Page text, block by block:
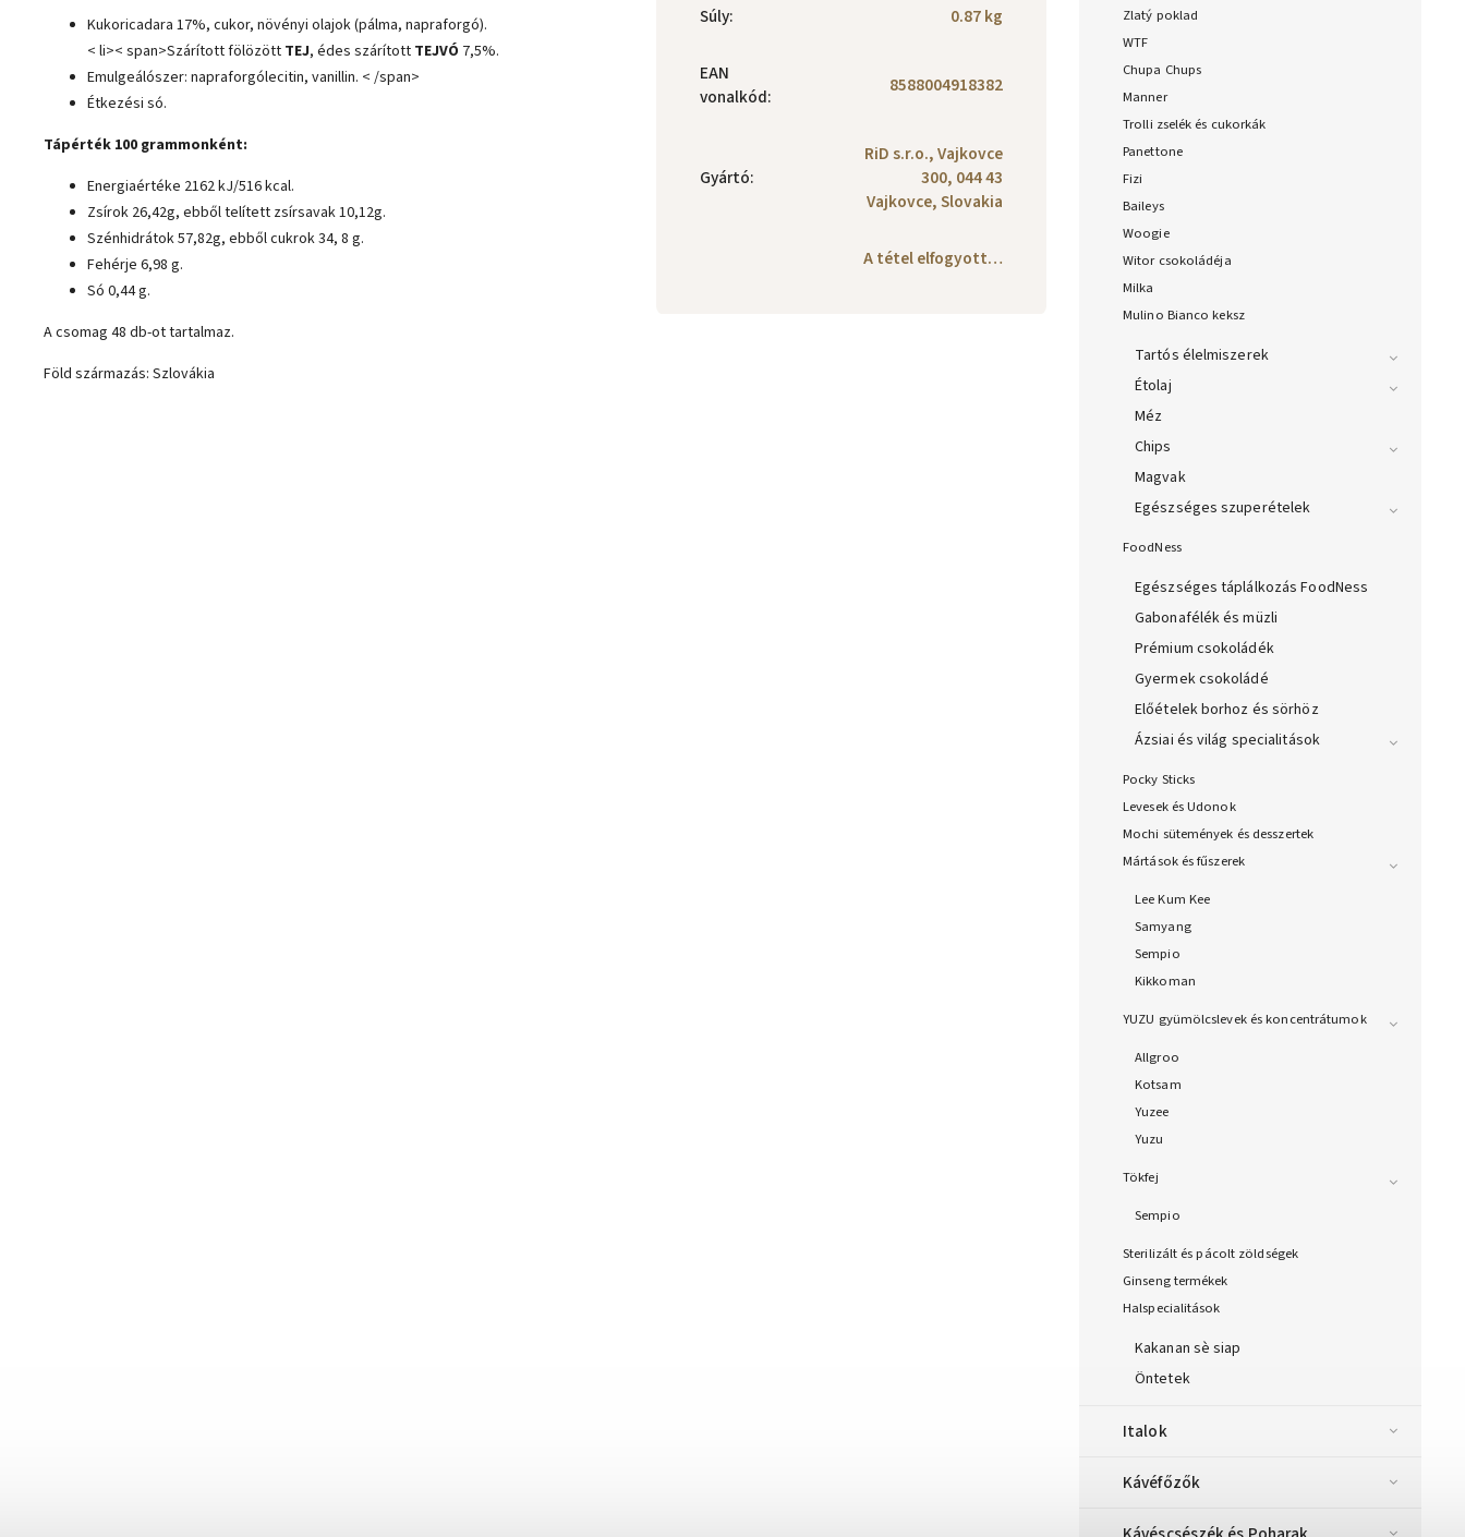
Zlatý poklad
WTF
Chupa Chups
Manner
Trolli zselék és cukorkák
Panettone
Fizi
Baileys
Woogie
Witor csokoládéja
Milka
Mulino Bianco keksz
Tartós élelmiszerek
Étolaj
Méz
Chips
Magvak
Egészséges szuperételek
FoodNess
Egészséges táplálkozás FoodNess
Gabonafélék és müzli
Prémium csokoládék
Gyermek csokoládé
Előételek borhoz és sörhöz
Ázsiai és világ specialitások
Pocky Sticks
Levesek és Udonok
Mochi sütemények és desszertek
Mártások és fűszerek
Lee Kum Kee
Samyang
Sempio
Kikkoman
YUZU gyümölcslevek és koncentrátumok
Allgroo
Kotsam
Yuzee
Yuzu
Tökfej
Sempio
Sterilizált és pácolt zöldségek
Ginseng termékek
Halspecialitások
Kakanan sè siap
Öntetek
Italok
Kávéfőzők
Kukoricadara 17%, cukor, növényi olajok (pálma, napraforgó).
< li>< span>Szárított fölözött TEJ, édes szárított TEJVÓ 7,5%.
Emulgeálószer: napraforgólecitin, vanillin. < /span>
Étkezési só.
Tápérték 100 grammonként:
Energiaértéke 2162 kJ/516 kcal.
Zsírok 26,42g, ebből telített zsírsavak 10,12g.
Szénhidrátok 57,82g, ebből cukrok 34, 8 g.
Fehérje 6,98 g.
Só 0,44 g.
A csomag 48 db-ot tartalmaz.
Föld származás: Szlovákia
Súly: 0.87 kg
EAN
vonalkód: 8588004918382
Gyártó:
RiD s.r.o., Vajkovce
300, 044 43
Vajkovce, Slovakia
A tétel elfogyott…